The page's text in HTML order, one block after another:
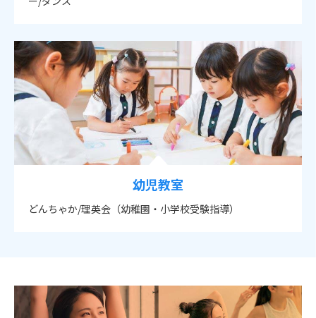
幼児教室
どんちゃか/理英会（幼稚園・小学校受験指導）